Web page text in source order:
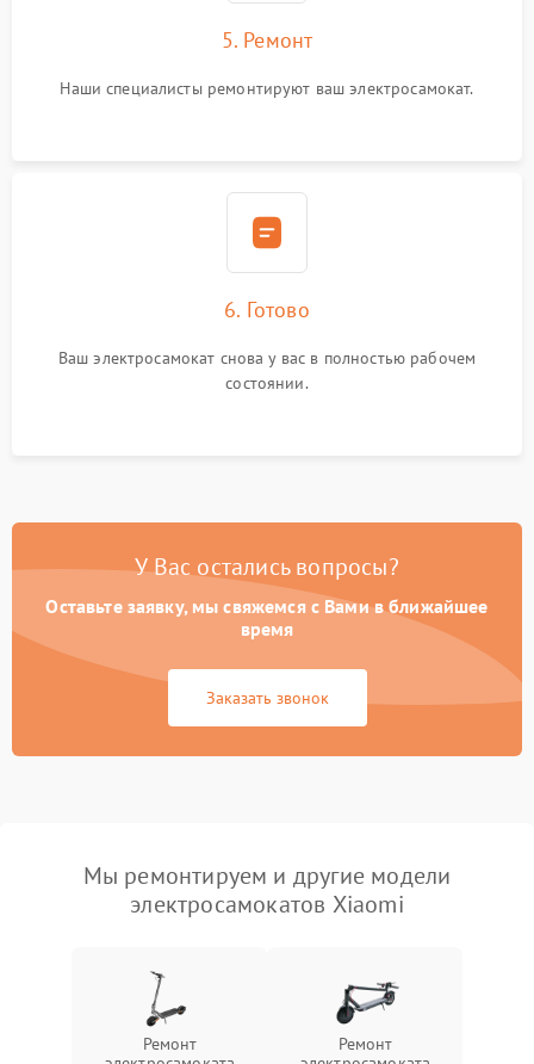
5. Ремонт
Наши специалисты ремонтируют ваш электросамокат.
6. Готово
Ваш электросамокат снова у вас в полностью рабочем
состоянии.
У Вас остались вопросы?
Оставьте заявку, мы свяжемся с Вами в ближайшее
время
Заказать звонок
Мы ремонтируем и другие модели
электросамокатов Xiaomi
Ремонт
Ремонт